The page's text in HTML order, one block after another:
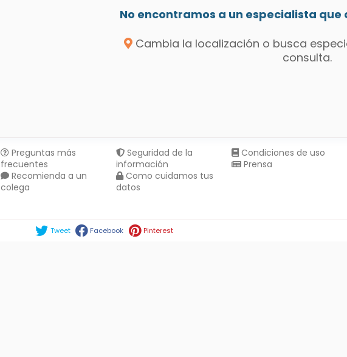
No encontramos a un especialista
Cambia la localización o busca
consulta.
Preguntas más
frecuentes
Recomienda a un
colega
Seguridad de la
información
Como cuidamos tus
datos
Condiciones de uso
Prensa
Tweet Facebook Pinterest